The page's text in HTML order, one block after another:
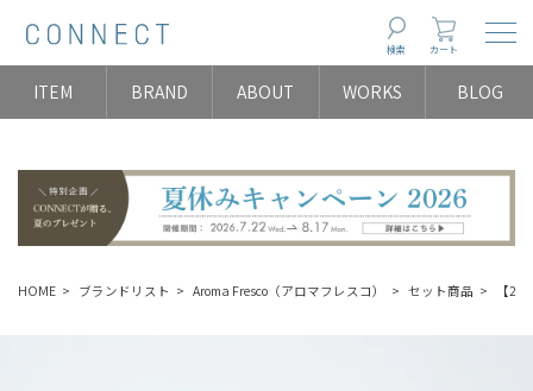
検索 カート
ITEM BRAND ABOUT WORKS BLOG
HOME ブランドリスト Aroma Fresco（アロマフレスコ） セット商品 【